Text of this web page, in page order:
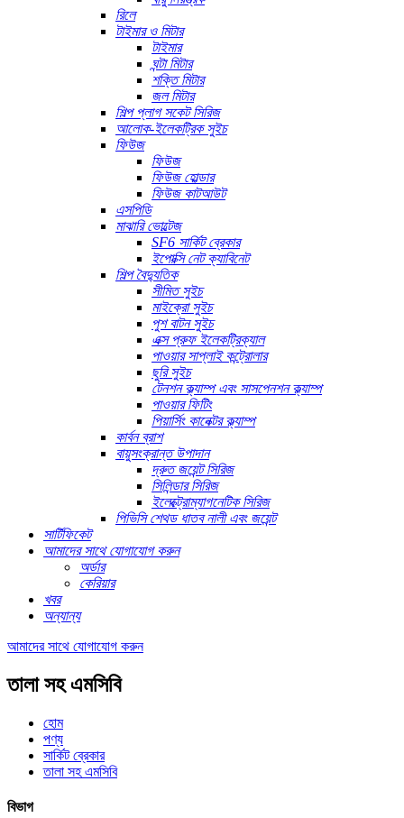
রিলে
টাইমার ও মিটার
টাইমার
ঘন্টা মিটার
শক্তি মিটার
জল মিটার
শিল্প প্লাগ সকেট সিরিজ
আলোক-ইলেকট্রিক সুইচ
ফিউজ
ফিউজ
ফিউজ হোল্ডার
ফিউজ কাটআউট
এসপিডি
মাঝারি ভোল্টেজ
SF6 সার্কিট ব্রেকার
ইপোক্সি নেট ক্যাবিনেট
শিল্প বৈদ্যুতিক
সীমিত সুইচ
মাইক্রো সুইচ
পুশ বাটন সুইচ
এক্স প্রুফ ইলেকট্রিক্যাল
পাওয়ার সাপ্লাই কন্ট্রোলার
ছুরি সুইচ
টেনশন ক্ল্যাম্প এবং সাসপেনশন ক্ল্যাম্প
পাওয়ার ফিটিং
পিয়ার্সিং কানেক্টর ক্ল্যাম্প
কার্বন ব্রাশ
বায়ুসংক্রান্ত উপাদান
দ্রুত জয়েন্ট সিরিজ
সিলিন্ডার সিরিজ
ইলেক্ট্রোম্যাগনেটিক সিরিজ
পিভিসি শেথড ধাতব নালী এবং জয়েন্ট
সার্টিফিকেট
আমাদের সাথে যোগাযোগ করুন
অর্ডার
কেরিয়ার
খবর
অন্যান্য
আমাদের সাথে যোগাযোগ করুন
তালা সহ এমসিবি
হোম
পণ্য
সার্কিট ব্রেকার
তালা সহ এমসিবি
বিভাগ